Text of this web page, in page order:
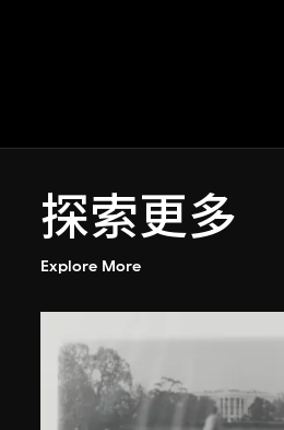
探索更多
Explore More